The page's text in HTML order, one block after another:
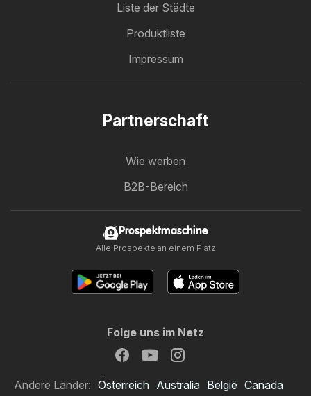
Liste der Städte
Produktliste
Impressum
Partnerschaft
Wie werben
B2B-Bereich
Prospektmaschine
Alle Prospekte an einem Platz
Folge uns im Netz
Andere Länder: Österreich Australia België Canada